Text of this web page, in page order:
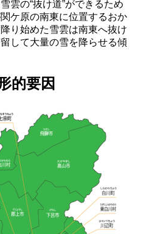
雲の“抜け道”ができるため
ケ原の南東に位置するおか
り始めた雪雲は南東へ抜け
して大量の雪を降らせる傾
的要因